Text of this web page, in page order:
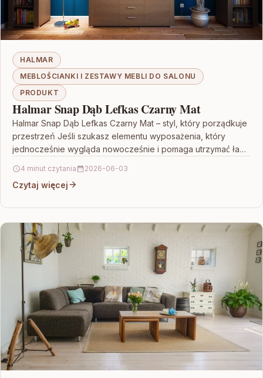
HALMAR
MEBLOŚCIANKI I ZESTAWY MEBLI DO SALONU
PRODUKT
Halmar Snap Dąb Lefkas Czarny Mat
Halmar Snap Dąb Lefkas Czarny Mat – styl, który porządkuje
przestrzeń Jeśli szukasz elementu wyposażenia, który
jednocześnie wygląda nowocześnie i pomaga utrzymać ład
4 minut czytania 2026-06-03
Czytaj więcej